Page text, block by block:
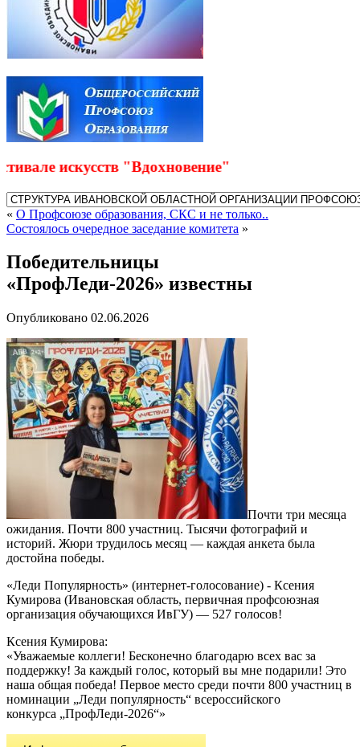
искусств "Вдохновение"
« О Профсоюзе образования, СКС и не только..
Состоялось очередное заседание комитета »
Победительницы
«ПрофЛеди-2026» известны
Опубликовано 02.06.2026
Почти три месяца
ожидания. Почти 800 участниц. Тысячи фотографий и
историй. Жюри трудилось месяц — каждая анкета была
достойна победы.
«Леди Популярность» (интернет-голосование) - Ксения
Кумирова (Ивановская область, первичная профсоюзная
организация обучающихся ИвГУ) — 527 голосов!
Ксения Кумирова:
«Уважаемые коллеги! Бесконечно благодарю всех вас за
поддержку! За каждый голос, который вы мне подарили! Это
наша общая победа! Первое место среди почти 800 участниц в
номинации „Леди популярность“ всероссийского
конкурса „ПрофЛеди-2026“»